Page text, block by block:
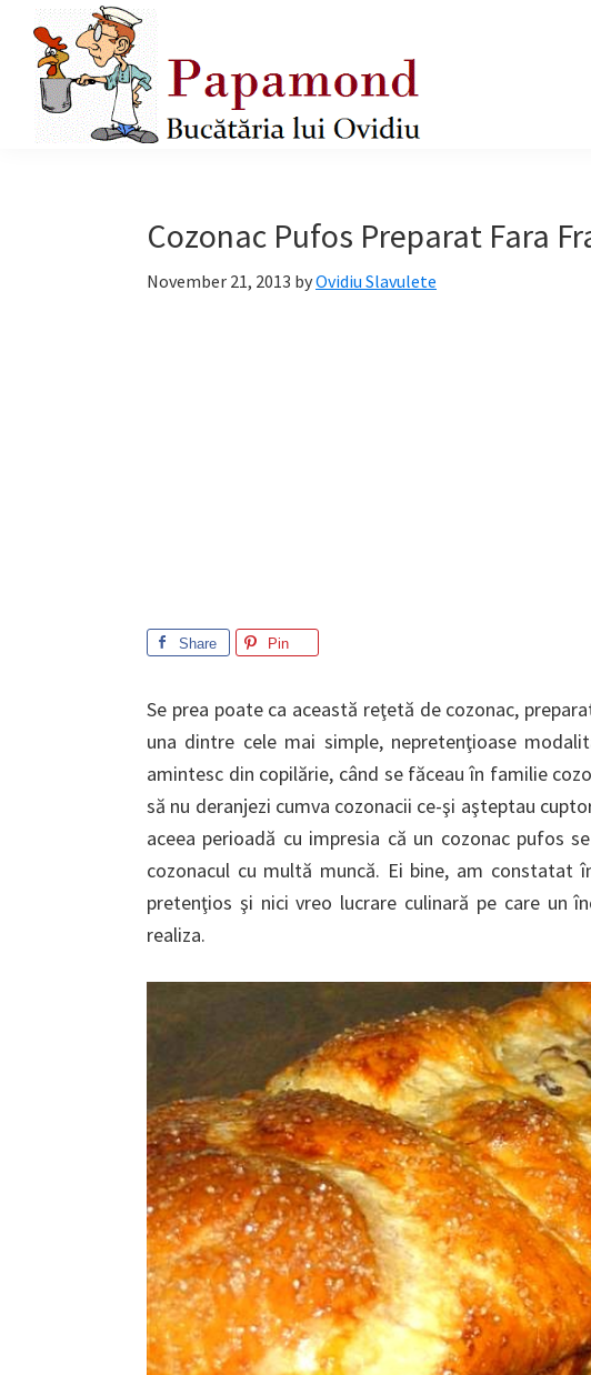
primary
navigation
main
content
primary
sidebar
Cozonac Pufos Preparat Fara
November 21, 2013 byOvidiu Slavulete
Share Pin
Se prea poate ca această reţetă de cozonac,
una dintre cele mai simple, nepretenţioase
amintesc din copilărie, când se făceau în familie
să nu deranjezi cumva cozonacii ce-şi aşteptau
aceea perioadă cu impresia că un cozonac pufos
cozonacul cu multă muncă. Ei bine, am constatat
pretenţios şi nici vreo lucrare culinară pe care un
realiza.